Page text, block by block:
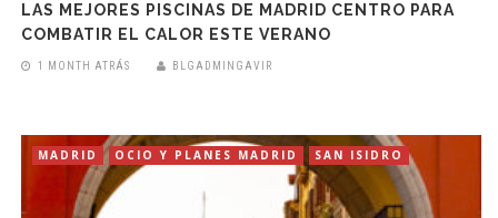
LAS MEJORES PISCINAS DE MADRID CENTRO PARA
COMBATIR EL CALOR ESTE VERANO
1 MONTH ATRÁS BLGADMINGAVIR
MADRID OCIO Y PLANES MADRID SAN ISIDRO